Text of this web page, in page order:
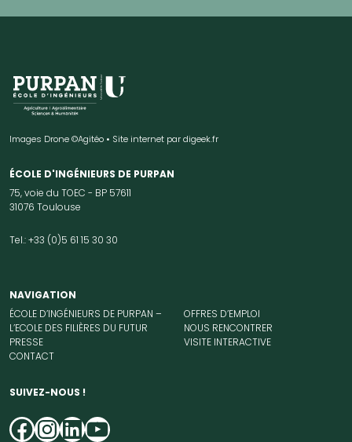
Images Drone ©Agitéo • Site internet pardigeek.fr
ÉCOLE D'INGÉNIEURS DE PURPAN
75, voie du TOEC - BP 57611
31076 Toulouse
Tel.: +33 (0)5 61 15 30 30
NAVIGATION
ÉCOLE D’INGÉNIEURS DE PURPAN –
L’ECOLE DES FILIÈRES DU FUTUR
PRESSE
CONTACT
OFFRES D’EMPLOI
NOUS RENCONTRER
VISITE INTERACTIVE
SUIVEZ-NOUS !
Facebook
Instagram
LinkedInYouTube